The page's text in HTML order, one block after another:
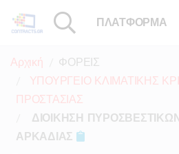
ΠΛΑΤΦΟΡΜΑ
Αρχική
ΦΟΡΕΙΣ
ΥΠΟΥΡΓΕΙΟ ΚΛΙΜΑΤΙΚΗΣ
ΠΡΟΣΤΑΣΙΑΣ
ΔΙΟΙΚΗΣΗ
ΑΡΚΑΔΙΑΣ